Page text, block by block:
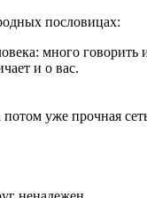
пословицах:
много
и о вас.
уже прочная